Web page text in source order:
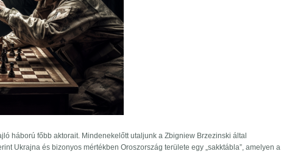
háború főbb aktorait. Mindenekelőtt utaljunk a Zbigniew Brzezinski által
Ukrajna és bizonyos mértékben Oroszország területe egy „sakktábla”, amelyen a